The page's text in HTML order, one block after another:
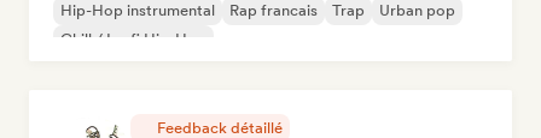
Hip-Hop instrumental
Rap francais Trap
Urban pop
Chill / Lo-fi Hip-Hop
Feedback détaillé